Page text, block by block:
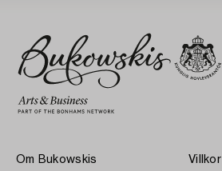
Om Bukowskis Villkor